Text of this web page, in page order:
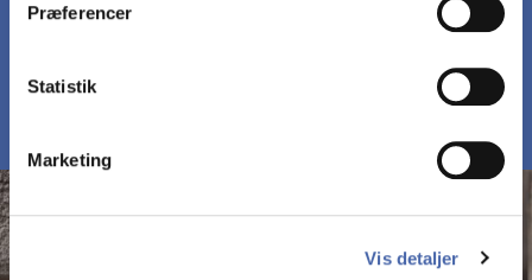
Præferencer
Statistik
Marketing
Vis detaljer
MØD DELTAGERNE PÅ MBD